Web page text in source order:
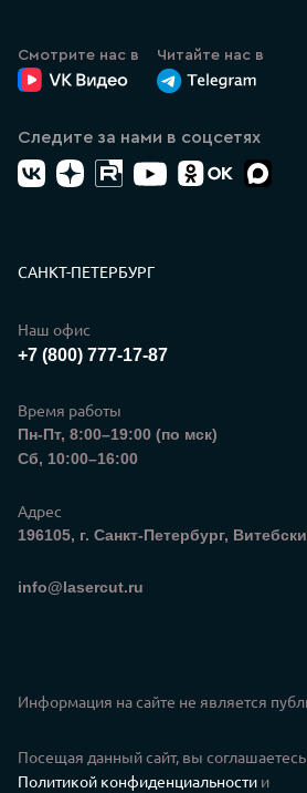
Смотрите нас в
ВК Видео
Читайте нас в
Канал
Следите за нами в соцсетях
ВК ДзенRuTubeYouTube Max
Контакты
САНКТ-ПЕТЕРБУРГ
Наш офис
+7 (800) 777-17-87
Время работы
Пн-Пт, 8:00–19:00 (по мск)
Сб, 10:00–16:00
Адрес
196105, г. Санкт-Петербург,
Электронная почта
info@lasercut.ru
Посещая данный сайт, вы соглашаетесь
Политикой конфиденциальности и
Информация на сайте не является